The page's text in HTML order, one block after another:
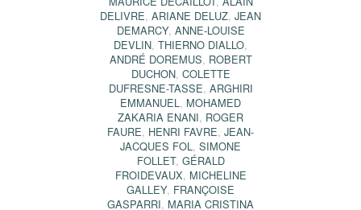
DELIVRE, ARIANE DELUZ, JEAN
DEMARCY, ANNE-LOUISE
DEVLIN, THIERNO DIALLO,
ANDRÉ DOREMUS, ROBERT
DUCHON, COLETTE
DUFRESNE-TASSE, ARGHIRI
EMMANUEL, MOHAMED
ZAKARIA ENANI, ROGER
FAURE, HENRI FAVRE, JEAN-
JACQUES FOL, SIMONE
FOLLET, GÉRALD
FROIDEVAUX, MICHELINE
GALLEY, FRANÇOISE
GASPARRI, MARIA CRISTINA